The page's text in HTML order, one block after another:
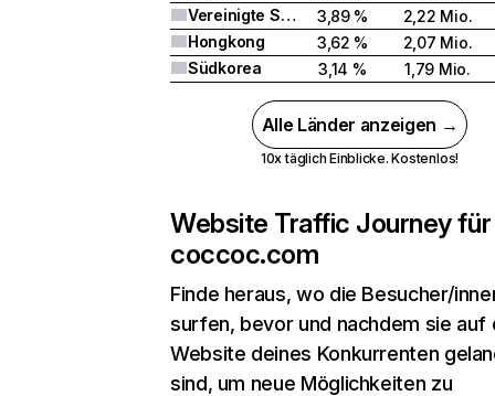
Vereinigte Staaten
3,89 %
2,22 Mio.
Hongkong
3,62 %
2,07 Mio.
Südkorea
3,14 % 1,79 Mio.
Alle Länder anzeigen →
10x täglich Einblicke. Kostenlos!
Website Traffic Journey für
coccoc.com
Finde heraus, wo die Besucher/
surfen, bevor und nachdem sie auf
Website deines Konkurrenten
sind, um neue Möglichkeiten zu